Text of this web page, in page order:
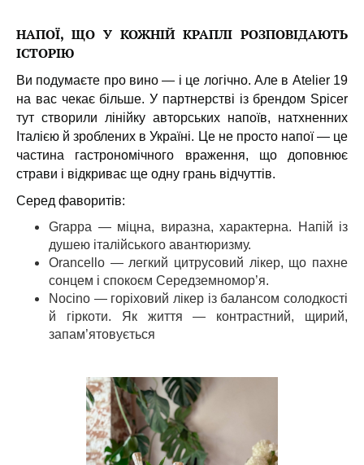
НАПОЇ, ЩО У КОЖНІЙ КРАПЛІ РОЗПОВІДАЮТЬ
ІСТОРІЮ
Ви подумаєте про вино — і це логічно. Але в Atelier 19
на вас чекає більше. У партнерстві із брендом Spicer
тут створили лінійку авторських напоїв, натхненних
Італією й зроблених в Україні. Це не просто напої — це
частина гастрономічного враження, що доповнює
страви і відкриває ще одну грань відчуттів.
Серед фаворитів:
Grappa — міцна, виразна, характерна. Напій із
душею італійського авантюризму.
Orancello — легкий цитрусовий лікер, що пахне
сонцем і спокоєм Середземномор’я.
Nocino — горіховий лікер із балансом солодкості
й гіркоти. Як життя — контрастний, щирий,
запам’ятовується